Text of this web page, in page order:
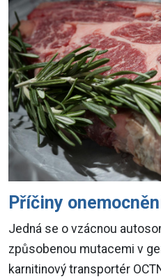
Příčiny
Jedná se o vzácnou
způsobenou mutacemi v
karnitinový transportér